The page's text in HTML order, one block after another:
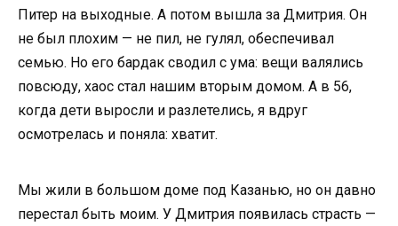
Питер на выходные. А потом вышла за Дмитрия. Он
не был плохим — не пил, не гулял, обеспечивал
семью. Но его бардак сводил с ума: вещи валялись
повсюду, хаос стал нашим вторым домом. А в 56,
когда дети выросли и разлетелись, я вдруг
осмотрелась и поняла: хватит.
Мы жили в большом доме под Казанью, но он давно
перестал быть моим. У Дмитрия появилась страсть —